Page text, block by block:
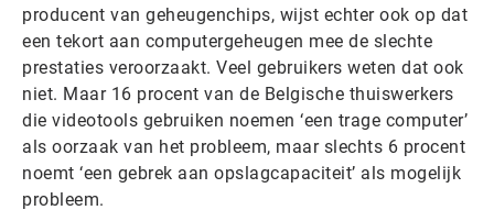
producent van geheugenchips, wijst echter ook op dat
een tekort aan computergeheugen mee de slechte
prestaties veroorzaakt. Veel gebruikers weten dat ook
niet. Maar 16 procent van de Belgische thuiswerkers
die videotools gebruiken noemen ‘een trage computer’
als oorzaak van het probleem, maar slechts 6 procent
noemt ‘een gebrek aan opslagcapaciteit’ als mogelijk
probleem.